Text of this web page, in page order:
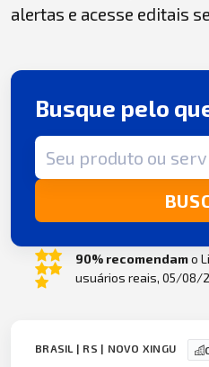
alertas e acesse editais
Busque pelo
Termo de busca
90% recomendamo
usuários reais, 05/08/
BRASIL | RS | NOVO XINGU